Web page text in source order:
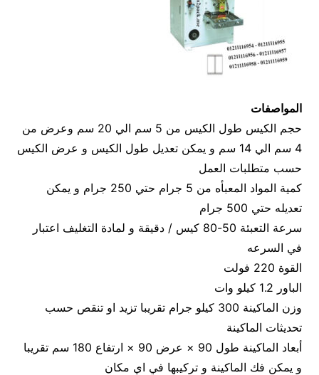
المواصفات
حجم الكيس طول الكيس من 5 سم الي 20 سم وعرض من
4 سم الي 14 سم و يمكن تعديل طول الكيس و عرض الكيس
حسب متطلبات العمل
كمية المواد المعبأه من 5 جرام حتي 250 جرام و يمكن
تعديله حتي 500 جرام
سرعة التعبئة 50-80 كيس / دقيقة و لمادة التغليف اعتبار
في السرعه
القوة 220 فولت
الباور 1.2 كيلو وات
وزن الماكينة 300 كيلو جرام تقريبا تزيد او تنقص حسب
تحديثات الماكينة
أبعاد الماكينة طول 90 × عرض 90 × ارتفاع 180 سم تقريبا
و يمكن فك الماكينة و تركيبها في اي مكان